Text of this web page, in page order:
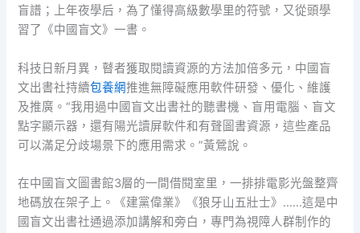
盲譜；上年夜學后，為了懂得高級數學里的符號，又從頭學
習了《中國盲文》一書。
科技日新月異，瞽者獲取閱讀資源的方法加倍多元，中國盲
文出書社持續包養網推進無障礙應用軟件研發、優化、維護
及推廣。“我用過中國盲文出書社的聽書機、盲用電腦、盲文
點字顯示器，還有陽光讀屏軟件和有聲圖書資源，這些產品
可以滿足分歧場景下的應用需求。”黃鶯說。
在中國盲文圖書館3層的一間借閱室里，一排排電影光盤整齊
地碼放在架子上。《建黨偉業》《狼牙山五壯士》……這是中
國盲文出書社通過添加講解和旁白，專門為視障人群制作的